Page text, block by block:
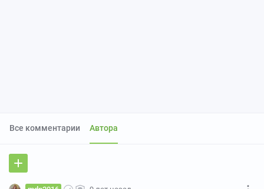
Все комментарии Автора